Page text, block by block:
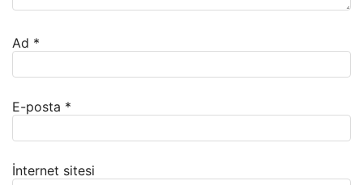
Ad *
E-posta *
İnternet sitesi